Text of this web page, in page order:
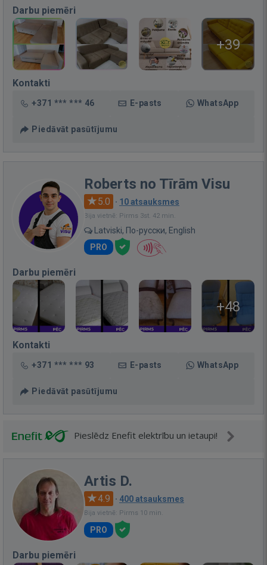
Darbu piemēri
+39
Kontakti
+371 *** *** 46 E-pasts WhatsApp
Piedāvāt pasūtījumu
Roberts no Tīrām Visu
5.0 · 10 atsauksmes
Bija vietnē: Pirms 3st. 42 min.
Latviski, По-русски, English
PRO
Darbu piemēri
+48
Kontakti
+371 *** *** 93 E-pasts WhatsApp
Piedāvāt pasūtījumu
Pieslēdz Enefit elektrību un ietaupi!
Artis D.
4.9 · 400 atsauksmes
Bija vietnē: Pirms 10 min.
PRO
Darbu piemēri